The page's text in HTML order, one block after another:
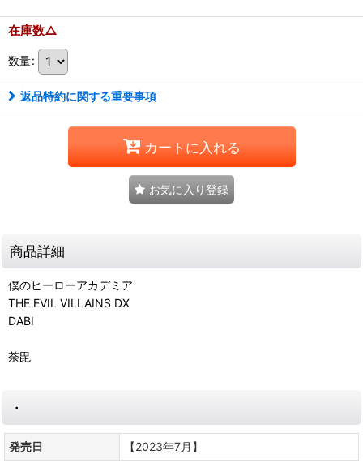
在庫数△
数量:
返品特約に関する重要事項
カートに入れる
お気に入り登録
商品詳細
僕のヒーローアカデミア
THE EVIL VILLAINS DX
DABI
荼毘
・
発売日 【2023年7月】